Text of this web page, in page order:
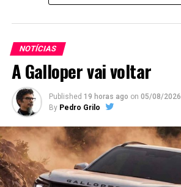
NOTÍCIAS
A Galloper vai voltar
Published 19 horas ago on 05/08/2026
By Pedro Grilo